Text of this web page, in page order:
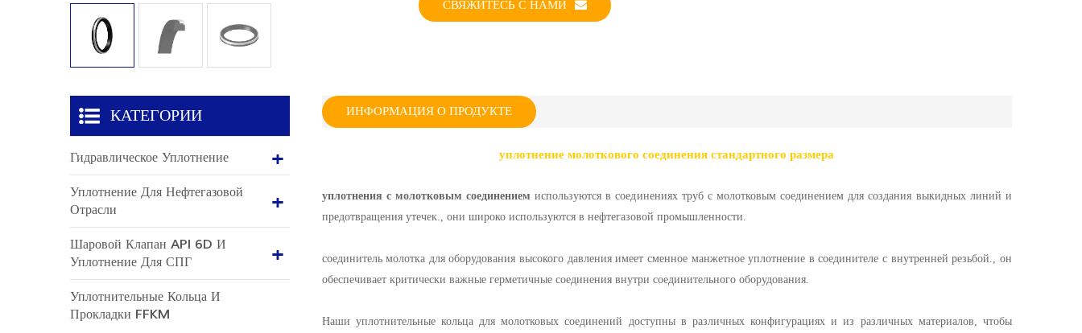
СВЯЖИТЕСЬ С НАМИ
ИНФОРМАЦИЯ О ПРОДУКТЕ
уплотнение молоткового соединения стандартного размера
уплотнения с молотковым соединением используются в соединениях труб с молотковым соединением для создания выкидных линий и
предотвращения утечек., они широко используются в нефтегазовой промышленности.
соединитель молотка для оборудования высокого давления имеет сменное манжетное уплотнение в соединителе с внутренней резьбой., он
обеспечивает критически важные герметичные соединения внутри соединительного оборудования.
Наши уплотнительные кольца для молотковых соединений доступны в различных конфигурациях и из различных материалов, чтобы
КАТЕГОРИИ
Гидравлическое Уплотнение
Уплотнение Для Нефтегазовой
Отрасли
Шаровой Клапан API 6D И
Уплотнение Для СПГ
Уплотнительные Кольца И
Прокладки FFKM